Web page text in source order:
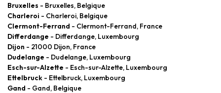
Bruxelles - Bruxelles, Belgique
Charleroi - Charleroi, Belgique
Clermont-Ferrand - Clermont-Ferrand, France
Differdange - Differdange, Luxembourg
Dijon - 21000 Dijon, France
Dudelange - Dudelange, Luxembourg
Esch-sur-Alzette - Esch-sur-Alzette, Luxembourg
Ettelbruck - Ettelbruck, Luxembourg
Gand - Gand, Belgique